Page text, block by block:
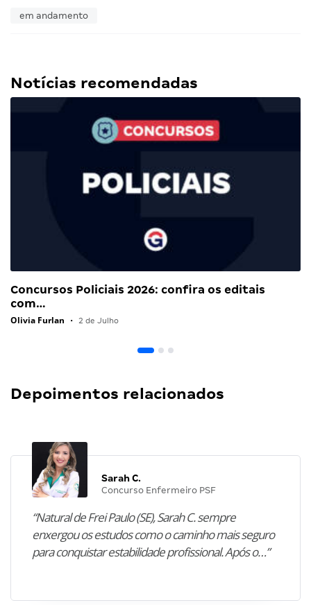
em andamento
Notícias recomendadas
Concursos Policiais 2026: confira os editais
com…
Olivia Furlan • 2 de Julho
Depoimentos relacionados
Sarah C.
Concurso Enfermeiro PSF
“Natural de Frei Paulo (SE), Sarah C. sempre
enxergou os estudos como o caminho mais seguro
para conquistar estabilidade profissional. Após o…”